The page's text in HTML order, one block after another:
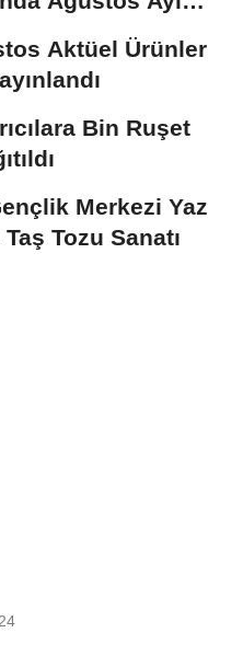
Büyük...
Aktüel Ürünler
Bin Ruşet
Merkezi Yaz
Tozu Sanatı